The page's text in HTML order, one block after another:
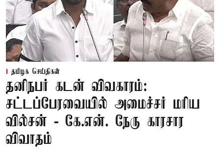
தமிழக செய்திகள்
தனிநபர் கடன் விவகாரம்:
சட்டப்பேரவையில் அமைச்சர் மரிய
வில்சன் - கே.என். நேரு காரசார
விவாதம்